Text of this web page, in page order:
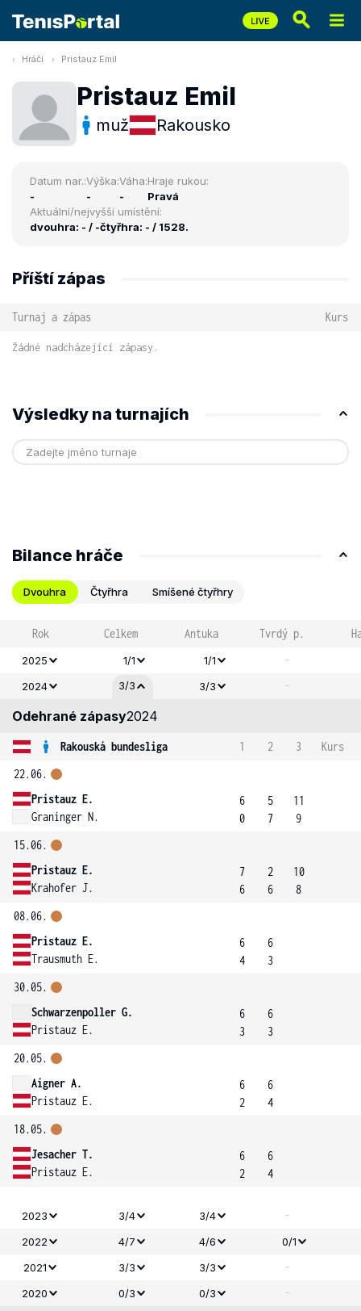
Hráči Pristauz Emil
Pristauz Emil
muž Rakousko
Datum nar.:
-
Výška:
-
Váha:
-
Hraje rukou:
Pravá
Aktuální/nejvyšší umístění:
dvouhra: - / -čtyřhra: - / 1528.
Příští zápas
Turnaj a zápas Kurs
Žádné nadcházející zápasy.
Výsledky na turnajích
Bilance hráče
Dvouhra Čtyřhra Smíšené čtyřhry
Rok Celkem Antuka Tvrdý p.
2025 1/1 1/1 -
2024 3/3 3/3 -
Odehrané zápasy2024
Rakouská bundesliga 1 2 3
Kurs
22.06.
Pristauz E.
Graninger N.
6
0
5
7
11
9
15.06.
Pristauz E.
Krahofer J.
7
6
2
6
10
8
08.06.
Pristauz E.
Trausmuth E.
6
4
6
3
30.05.
Schwarzenpoller G.
Pristauz E.
6
3
6
3
20.05.
Aigner A.
Pristauz E.
6
2
6
4
18.05.
Jesacher T.
Pristauz E.
6
2
6
4
2023 3/4 3/4 -
2022 4/7 4/6
0/1
2021
3/3 3/3 -
2020 0/3 0/3
-